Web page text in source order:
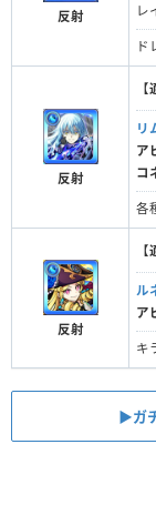
反射
レ
ド
反射
【
リ
ア
コ
各
反射
【
ル
ア
キ
▶︎ガ